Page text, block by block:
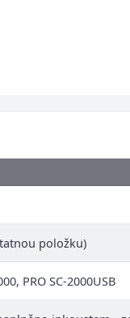
položku)
PRO SC-2000USB